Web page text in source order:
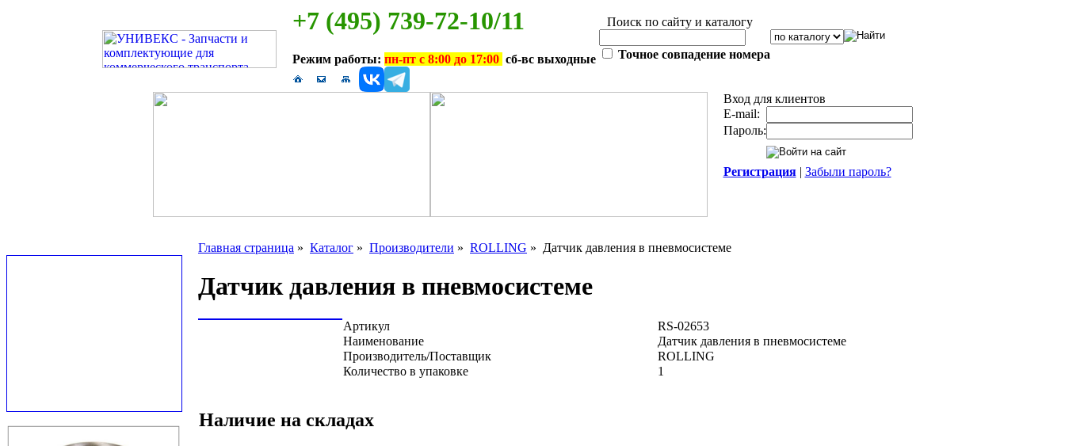
+7 (495) 739-72-10/11
Режим работы: пн-пт с 8:00 до 17:00 сб-вс выходные
Поиск по сайту и каталогу
Точное совпадение номера
Вход для клиентов
E-mail:
Пароль:
Регистрация| Забыли пароль?
Главная страница » Каталог » Производители » ROLLING » Датчик давления в пневмосистеме
Датчик давления в пневмосистеме
Артикул
RS-02653
Наименование
Датчик давления в пневмосистеме
Производитель/Поставщик
ROLLING
Количество в упаковке
1
Наличие на складах